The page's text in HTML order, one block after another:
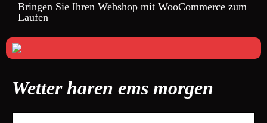
Bringen Sie Ihren Webshop mit WooCommerce zum
Laufen
Wetter haren ems morgen